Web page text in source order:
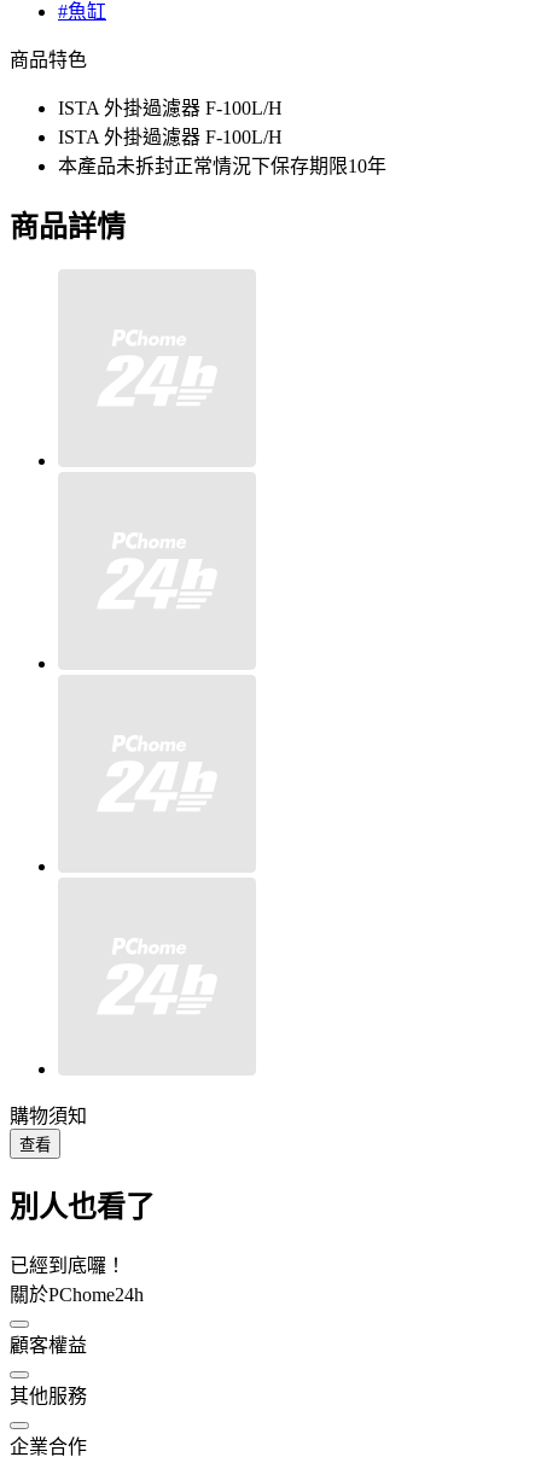
#魚缸
商品特色
ISTA 外掛過濾器 F-100L/H
ISTA 外掛過濾器 F-100L/H
本產品未拆封正常情況下保存期限10年
商品詳情
購物須知
查看
別人也看了
已經到底囉！
關於PChome24h
顧客權益
其他服務
企業合作